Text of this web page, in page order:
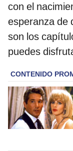
con el
esperanza de
son los
puedes